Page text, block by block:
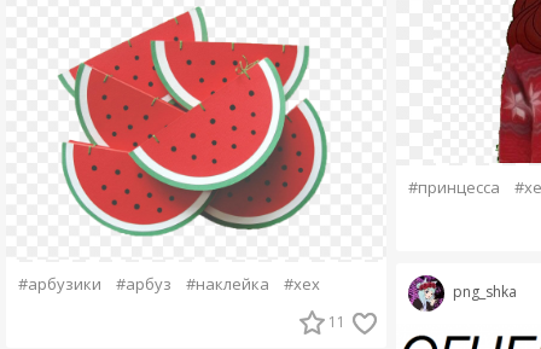
#арбузики #арбуз #наклейка #хех
11
#принцесса
png_shka